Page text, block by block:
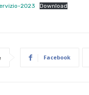
2023
Download
Facebook